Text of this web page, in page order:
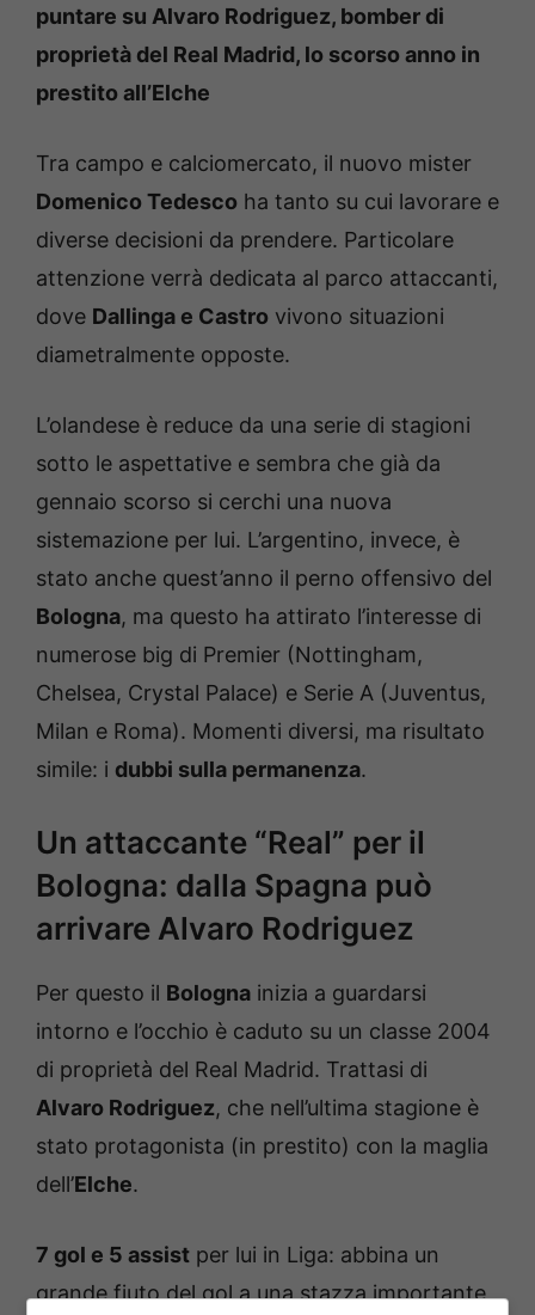
puntare su Alvaro Rodriguez, bomber di
proprietà del Real Madrid, lo scorso anno in
prestito all’Elche
Tra campo e calciomercato, il nuovo mister
Domenico Tedesco ha tanto su cui lavorare e
diverse decisioni da prendere. Particolare
attenzione verrà dedicata al parco attaccanti,
dove Dallinga e Castro vivono situazioni
diametralmente opposte.
L’olandese è reduce da una serie di stagioni
sotto le aspettative e sembra che già da
gennaio scorso si cerchi una nuova
sistemazione per lui. L’argentino, invece, è
stato anche quest’anno il perno offensivo del
Bologna, ma questo ha attirato l’interesse di
numerose big di Premier (Nottingham,
Chelsea, Crystal Palace) e Serie A (Juventus,
Milan e Roma). Momenti diversi, ma risultato
simile: i dubbi sulla permanenza.
Un attaccante “Real” per il
Bologna: dalla Spagna può
arrivare Alvaro Rodriguez
Per questo il Bologna inizia a guardarsi
intorno e l’occhio è caduto su un classe 2004
di proprietà del Real Madrid. Trattasi di
Alvaro Rodriguez, che nell’ultima stagione è
stato protagonista (in prestito) con la maglia
dell’Elche.
7 gol e 5 assist per lui in Liga: abbina un
grande fiuto del gol a una stazza importante